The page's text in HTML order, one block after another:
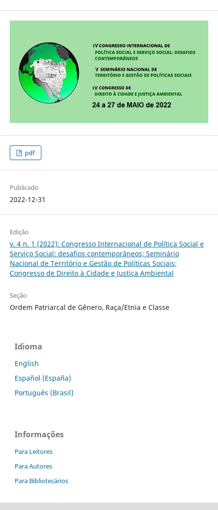
pdf
Publicado
2022-12-31
Edição
v. 4 n. 1 (2022): Congresso Internacional de Política Social e
Serviço Social: desafios contemporâneos; Seminário
Nacional de Território e Gestão de Políticas Sociais;
Congresso de Direito à Cidade e Justiça Ambiental
Seção
Ordem Patriarcal de Gênero, Raça/Etnia e Classe
Idioma
English
Español (España)
Português (Brasil)
Informações
Para Leitores
Para Autores
Para Bibliotecários